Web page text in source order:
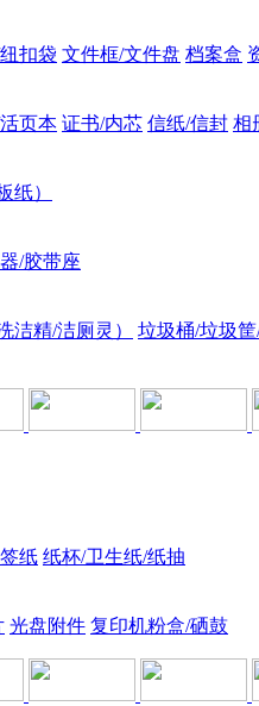
扣袋 文件框/文件盘 档案盒
页本 证书/内芯 信纸/信封 相
纸）
/胶带座
洁精/洁厕灵）
垃圾桶/垃圾
纸 纸杯/卫生纸/纸抽
光盘附件 复印机粉盒/硒鼓